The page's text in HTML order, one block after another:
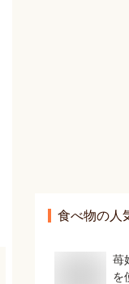
食べ物の人
苺
を